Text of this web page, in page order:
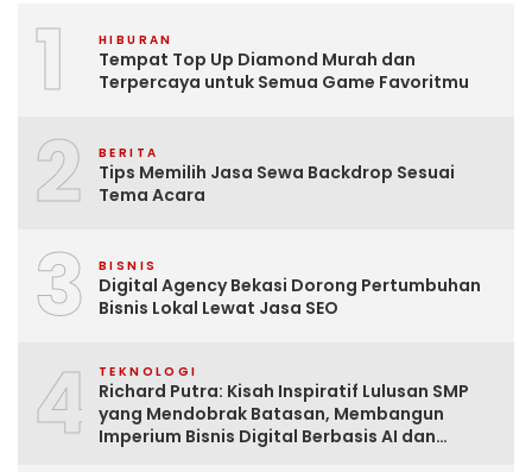
1 HIBURAN
Tempat Top Up Diamond Murah dan
Terpercaya untuk Semua Game Favoritmu
2 BERITA
Tips Memilih Jasa Sewa Backdrop Sesuai
Tema Acara
3 BISNIS
Digital Agency Bekasi Dorong Pertumbuhan
Bisnis Lokal Lewat Jasa SEO
4 TEKNOLOGI
Richard Putra: Kisah Inspiratif Lulusan SMP
yang Mendobrak Batasan, Membangun
Imperium Bisnis Digital Berbasis AI dan